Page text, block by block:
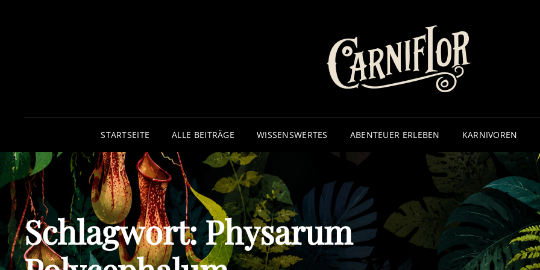
STARTSEITE ALLE BEITRÄGE WISSENSWERTES ABENTEUER ERLEBEN KARNIVOREN
Schlagwort:Physarum